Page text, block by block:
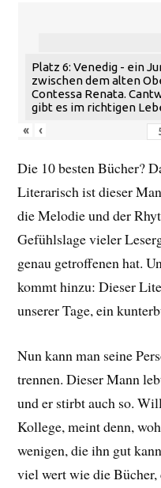
Platz 6: Venedig - ein
zwischen dem alten
Contessa Renata.
gibt es im richtigen
«
‹
Die 10 besten Bücher?
Literarisch ist dieser
die Melodie und der
Gefühlslage vieler
genau getroffenen hat.
kommt hinzu: Dieser
unserer Tage, ein
Nun kann man seine
trennen. Dieser Mann
und er stirbt auch so.
Kollege, meint denn,
wenigen, die ihn gut
viel wert wie die Bücher,